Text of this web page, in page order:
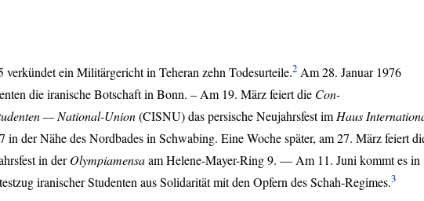
verkündet ein Militärgericht in Teheran zehn Todesurteile.2 Am 28. Januar 1976
die iranische Botschaft in Bonn. – Am 19. März feiert die Con-
— National-Union(CISNU) das persische Neujahrsfest im Haus
in der Nähe des Nordbades in Schwabing. Eine Woche später, am 27. März feiert
in derOlympiamensaam Helene-Mayer-Ring 9. — Am 11. Juni kommt es in
iranischer Studenten aus Solidarität mit den Opfern des Schah-Regimes.3